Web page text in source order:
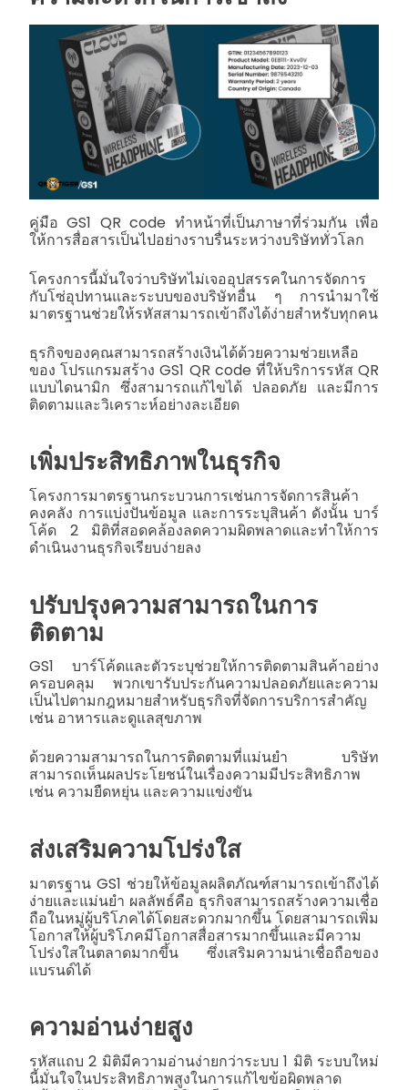
คู่มือ GS1 QR code ทำหน้าที่เป็นภาษาที่ร่วมกัน เพื่อ
ให้การสื่อสารเป็นไปอย่างราบรื่นระหว่างบริษัททั่วโลก
โครงการนี้มั่นใจว่าบริษัทไม่เจออุปสรรคในการจัดการ
กับโซ่อุปทานและระบบของบริษัทอื่น ๆ การนำมาใช้
มาตรฐานช่วยให้รหัสสามารถเข้าถึงได้ง่ายสำหรับทุกคน
ธุรกิจของคุณสามารถสร้างเงินได้ด้วยความช่วยเหลือ
ของโปรแกรมสร้าง GS1 QR code ที่ให้บริการรหัส QR
แบบไดนามิก ซึ่งสามารถแก้ไขได้ ปลอดภัย และมีการ
ติดตามและวิเคราะห์อย่างละเอียด
เพิ่มประสิทธิภาพในธุรกิจ
โครงการมาตรฐานกระบวนการเช่นการจัดการสินค้า
คงคลัง การแบ่งปันข้อมูล และการระบุสินค้า ดังนั้น บาร์
โค้ด 2 มิติที่สอดคล้องลดความผิดพลาดและทำให้การ
ดำเนินงานธุรกิจเรียบง่ายลง
ปรับปรุงความสามารถในการ
ติดตาม
GS1 บาร์โค้ดและตัวระบุช่วยให้การติดตามสินค้าอย่าง
ครอบคลุม พวกเขารับประกันความปลอดภัยและความ
เป็นไปตามกฎหมายสำหรับธุรกิจที่จัดการบริการสำคัญ
เช่น อาหารและดูแลสุขภาพ
ด้วยความสามารถในการติดตามที่แม่นยำ บริษัท
สามารถเห็นผลประโยชน์ในเรื่องความมีประสิทธิภาพ
เช่น ความยืดหยุ่น และความแข่งขัน
ส่งเสริมความโปร่งใส
มาตรฐาน GS1 ช่วยให้ข้อมูลผลิตภัณฑ์สามารถเข้าถึงได้
ง่ายและแม่นยำ ผลลัพธ์คือ ธุรกิจสามารถสร้างความเชื่อ
ถือในหมู่ผู้บริโภคได้โดยสะดวกมากขึ้น โดยสามารถเพิ่ม
โอกาสให้ผู้บริโภคมีโอกาสสื่อสารมากขึ้นและมีความ
โปร่งใสในตลาดมากขึ้น ซึ่งเสริมความน่าเชื่อถือของ
แบรนด์ได้
ความอ่านง่ายสูง
รหัสแถบ 2 มิติมีความอ่านง่ายกว่าระบบ 1 มิติ ระบบใหม่
นี้มั่นใจในประสิทธิภาพสูงในการแก้ไขข้อผิดพลาด